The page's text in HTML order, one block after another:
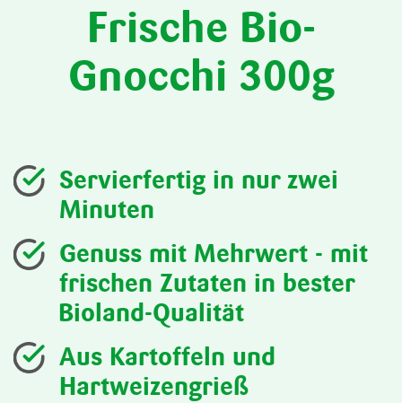
Frische Bio-
Gnocchi 300g
Servierfertig in nur zwei
Minuten
Genuss mit Mehrwert - mit
frischen Zutaten in bester
Bioland-Qualität
Aus Kartoffeln und
Hartweizengrieß